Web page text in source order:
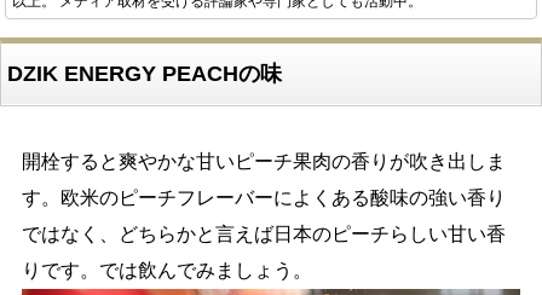
DZIK ENERGY PEACHの味
開栓すると爽やかな甘いピーチ果肉の香りが吹き出しま
す。欧米のピーチフレーバーによくある酸味の強い香り
ではなく、どちらかと言えば日本のピーチらしい甘い香
りです。では飲んでみましょう。